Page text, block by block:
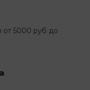
от 5000 руб до